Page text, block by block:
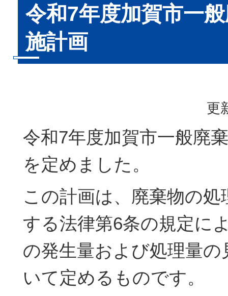
令和7年度加賀市一
施計画
更
令和7年度加賀市一般廃
を定めました。
この計画は、廃棄物の
する法律第6条の規定に
の発生量および処理量
いて定めるものです。